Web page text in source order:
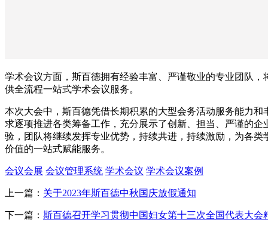
学术会议方面，斯百德拥有经验丰富、严谨敬业的专业团队，
供全流程一站式学术会议服务。
本次大会中，斯百德凭借长期积累的大型会务活动服务能力
求逐项推进各类筹备工作，充分展示了创新、担当、严谨的
验，团队将继续发挥专业优势，持续共进，持续激励，为各类
价值的一站式赋能服务。
会议会展 会议管理系统 学术会议 学术会议案例
上一篇： 关于2023年斯百德中秋国庆放假通知
下一篇： 斯百德召开学习贯彻中国妇女第十三次全国代表大会